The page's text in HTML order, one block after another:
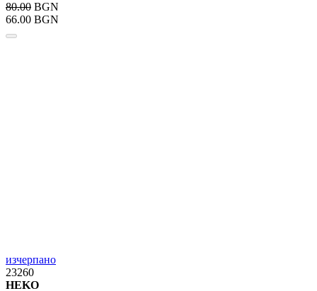
80.00 BGN
66.00 BGN
изчерпано
23260
HEKO